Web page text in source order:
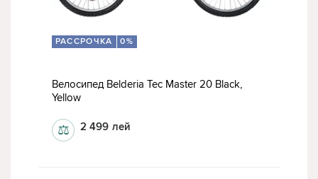
РАССРОЧКА 0%
Велосипед Belderia Tec Master 20 Black,
Yellow
2 499 лей
⚖